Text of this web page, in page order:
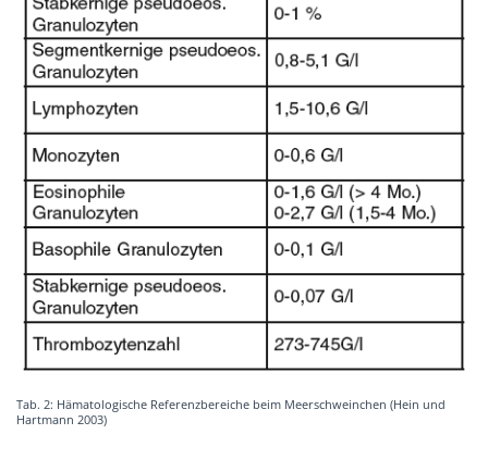
Tab. 2: Hämatologische Referenzbereiche beim Meerschweinchen (Hein und
Hartmann 2003)